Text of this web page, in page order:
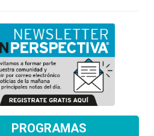
PROGRAMAS